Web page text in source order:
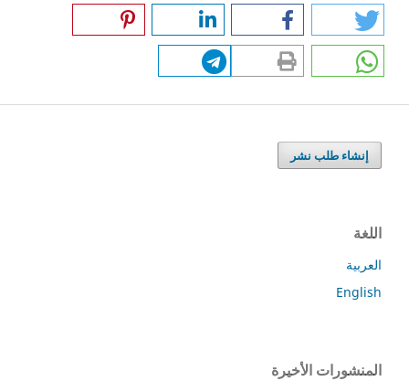
إنشاء طلب نشر
اللغة
العربية
English
المنشورات الأخيرة